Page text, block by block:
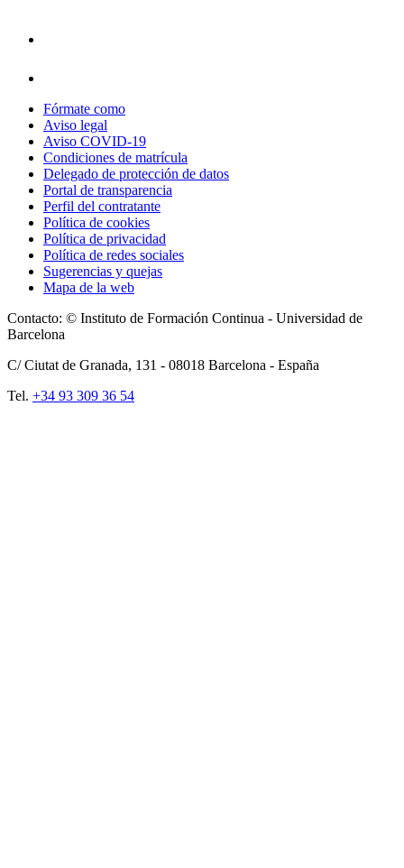
Fórmate como
Aviso legal
Aviso COVID-19
Condiciones de matrícula
Delegado de protección de datos
Portal de transparencia
Perfil del contratante
Política de cookies
Política de privacidad
Política de redes sociales
Sugerencias y quejas
Mapa de la web
Contacto: © Instituto de Formación Continua - Universidad de
Barcelona
C/ Ciutat de Granada, 131 - 08018 Barcelona - España
Tel. +34 93 309 36 54